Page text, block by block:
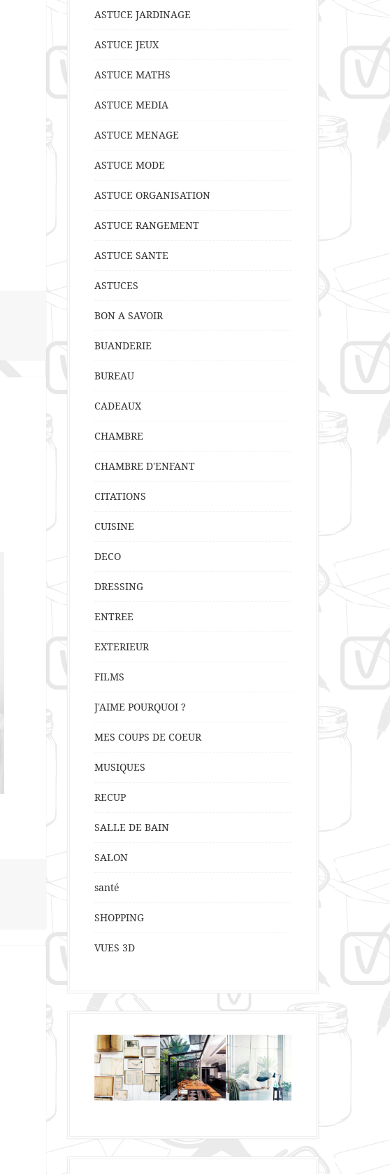
ASTUCE JARDINAGE
ASTUCE JEUX
ASTUCE MATHS
ASTUCE MEDIA
ASTUCE MENAGE
ASTUCE MODE
ASTUCE ORGANISATION
ASTUCE RANGEMENT
ASTUCE SANTE
ASTUCES
BON A SAVOIR
BUANDERIE
BUREAU
CADEAUX
CHAMBRE
CHAMBRE D'ENFANT
CITATIONS
CUISINE
DECO
DRESSING
ENTREE
EXTERIEUR
FILMS
J'AIME POURQUOI ?
MES COUPS DE COEUR
MUSIQUES
RECUP
SALLE DE BAIN
SALON
santé
SHOPPING
VUES 3D